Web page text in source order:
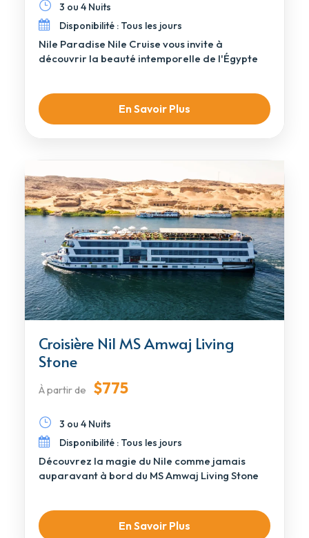
3 ou 4 Nuits
Disponibilité : Tous les jours
Nile Paradise Nile Cruise vous invite à
découvrir la beauté intemporelle de l'Égypte
En Savoir Plus
Croisière Nil MS Amwaj Living
Stone
À partir de $775
3 ou 4 Nuits
Disponibilité : Tous les jours
Découvrez la magie du Nile comme jamais
auparavant à bord du MS Amwaj Living Stone
En Savoir Plus